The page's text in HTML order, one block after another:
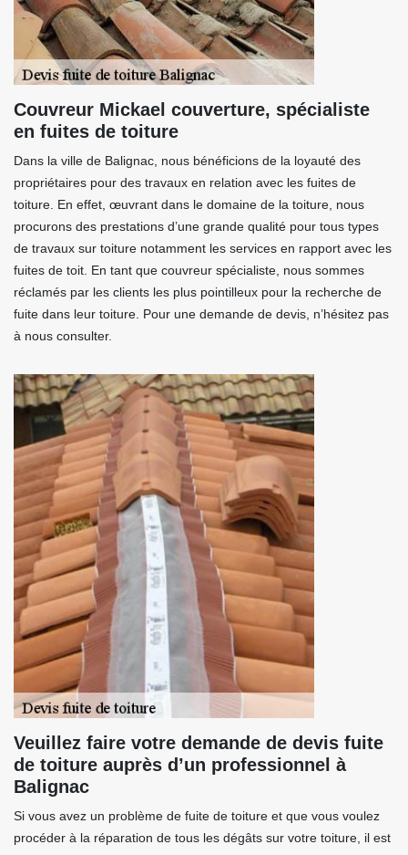
Couvreur Mickael couverture, spécialiste
en fuites de toiture
Dans la ville de Balignac, nous bénéficions de la loyauté des
propriétaires pour des travaux en relation avec les fuites de
toiture. En effet, œuvrant dans le domaine de la toiture, nous
procurons des prestations d’une grande qualité pour tous types
de travaux sur toiture notamment les services en rapport avec les
fuites de toit. En tant que couvreur spécialiste, nous sommes
réclamés par les clients les plus pointilleux pour la recherche de
fuite dans leur toiture. Pour une demande de devis, n’hésitez pas
à nous consulter.
Veuillez faire votre demande de devis fuite
de toiture auprès d’un professionnel à
Balignac
Si vous avez un problème de fuite de toiture et que vous voulez
procéder à la réparation de tous les dégâts sur votre toiture, il est